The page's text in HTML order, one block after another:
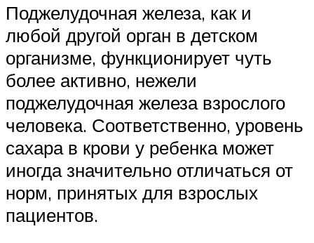
Поджелудочная железа, как и
любой другой орган в детском
организме, функционирует чуть
более активно, нежели
поджелудочная железа взрослого
человека. Соответственно, уровень
сахара в крови у ребенка может
иногда значительно отличаться от
норм, принятых для взрослых
пациентов.